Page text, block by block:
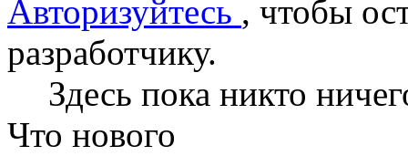
Авторизуйтесь , чтобы
разработчику.
Здесь пока никто
Что нового